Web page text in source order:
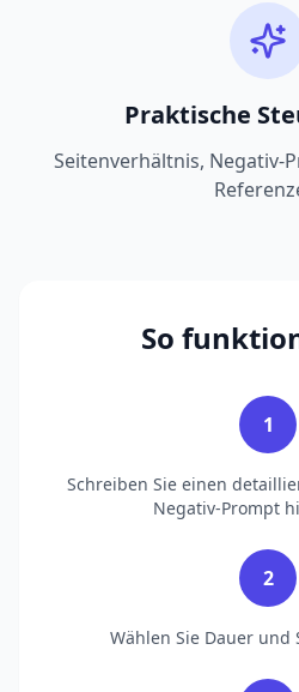
Praktische
Seitenverhältnis, Negativ-
So
1
Schreiben Sie einen
Negativ-Prompt
2
Wählen Sie Dauer und